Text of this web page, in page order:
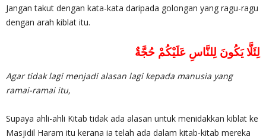
Jangan takut dengan kata-kata daripada golongan yang ragu-ragu
dengan arah kiblat itu.
لِئَلَّا يَكُونَ لِلنَّاسِ عَلَيْكُمْ حُجَّةٌ
Agar tidak lagi menjadi alasan lagi kepada manusia yang
ramai-ramai itu,
Supaya ahli-ahli Kitab tidak ada alasan untuk menidakkan kiblat ke
Masjidil Haram itu kerana ia telah ada dalam kitab-kitab mereka